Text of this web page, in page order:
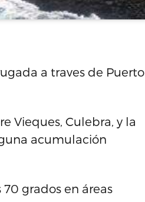
a traves de Puerto
Vieques, Culebra, y la
acumulación
grados en áreas